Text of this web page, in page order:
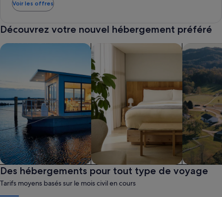
Voir les offres
Découvrez votre nouvel hébergement préféré
Bateau-maison
Rechercher des bateaux-maisons
Appart’hôtel
Rechercher des appart’hôtels
Ferme
Des hébergements pour tout type de voyage
Tarifs moyens basés sur le mois civil en cours